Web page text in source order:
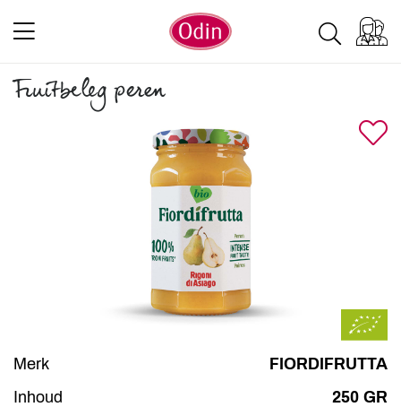
Fruitbeleg peren
Merk
FIORDIFRUTTA
Inhoud
250 GR